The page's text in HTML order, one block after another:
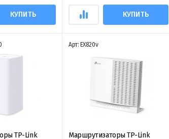
КУПИТЬ КУПИТЬ
TP-Link
Арт: EX820v
Маршрутизаторы TP-Link